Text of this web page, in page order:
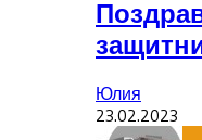
Юлия
23.02.2023